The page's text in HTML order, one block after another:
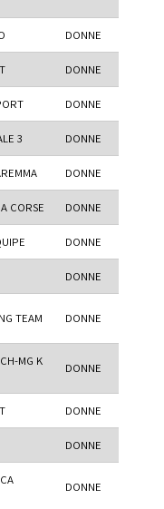
DONNE
DONNE
DONNE
3 DONNE
DONNE
CORSE DONNE
DONNE
DONNE
TEAM DONNE
MG K
DONNE
DONNE
DONNE
DONNE